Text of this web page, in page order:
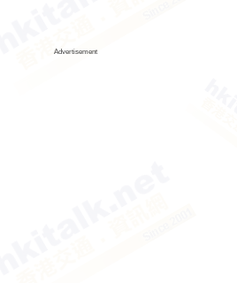
Advertisement